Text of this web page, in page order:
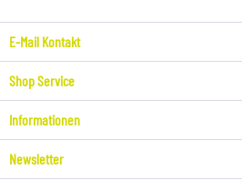
E-Mail Kontakt
Shop Service
Informationen
Newsletter